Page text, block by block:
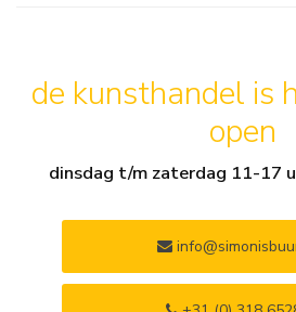
de kunsthandel is
open
dinsdag t/m zaterdag 11-17